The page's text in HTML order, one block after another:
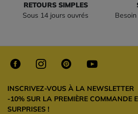
RETOURS SIMPLES
Sous 14 jours ouvrés
INSCRIVEZ-VOUS À LA NEWSLETTER
-10% SUR LA PREMIÈRE COMMANDE
SURPRISES !